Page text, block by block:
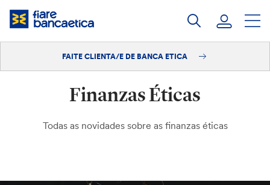
Saltar
FAITE CLIENTA/E DE BANCA ETICA
Finanzas Éticas
Todas as novidades sobre as finanzas éticas